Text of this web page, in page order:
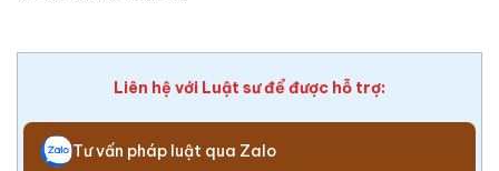
Liên hệ với Luật sư để được hỗ trợ:
Tư vấn pháp luật qua Zalo